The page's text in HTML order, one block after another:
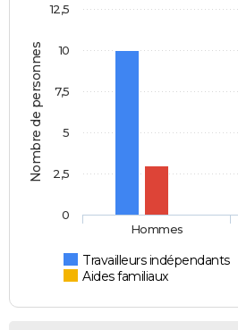
Nombre de personnes
Travailleurs indépendants
Aides familiaux
Hommes
0
2,5
5
7,5
10
12,5